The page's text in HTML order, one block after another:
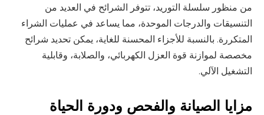
من منظور سلسلة التوريد، تتوفر الشرائح في العديد من
التنسيقات والدرجات الموحدة، مما يساعد في عمليات الشراء
المتكررة. بالنسبة للأجزاء المحسنة للغاية، يمكن تحديد شرائح
مخصصة لموازنة قوة العزل الكهربائي، والصلابة، وقابلية
التشغيل الآلي.
مزايا الصيانة والفحص ودورة الحياة